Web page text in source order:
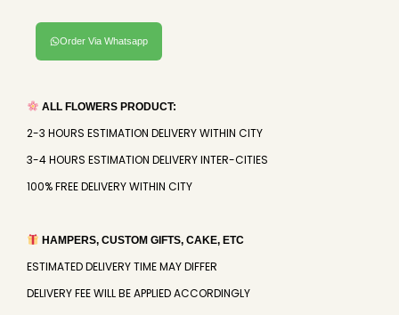
Order Via Whatsapp
ALL FLOWERS PRODUCT:
2-3 HOURS ESTIMATION DELIVERY WITHIN CITY
3-4 HOURS ESTIMATION DELIVERY INTER-CITIES
100% FREE DELIVERY WITHIN CITY
HAMPERS, CUSTOM GIFTS, CAKE, ETC
ESTIMATED DELIVERY TIME MAY DIFFER
DELIVERY FEE WILL BE APPLIED ACCORDINGLY